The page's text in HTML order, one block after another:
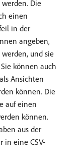
Die
einen
in der
angeben,
und sie
können auch
Ansichten
können. Die
auf einen
können.
aus der
in eine CSV-